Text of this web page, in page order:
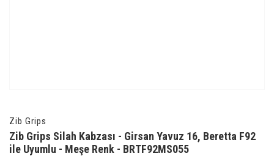
Zib Grips
Zib Grips Silah Kabzası - Girsan Yavuz 16, Beretta F92
ile Uyumlu - Meşe Renk - BRTF92MS055